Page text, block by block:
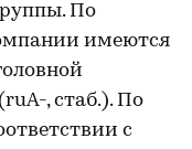
По
имеются
, стаб.). По
с